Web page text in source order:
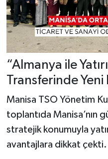
“Almanya ile
Transferinde Yeni
Manisa TSO Yönetim
toplantıda Manisa’nın
stratejik konumuyla
avantajlara dikkat çekti.